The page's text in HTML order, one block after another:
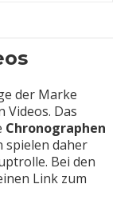
der Marke
Videos. Das
Chronographen
spielen daher
Bei den
Link zum